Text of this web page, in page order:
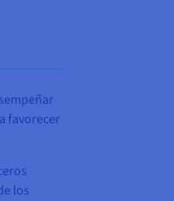
favorecer
los